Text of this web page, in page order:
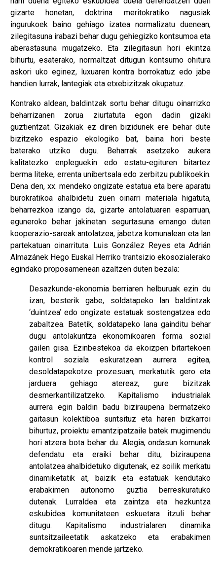
gizarte honetan, doktrina meritokratiko nagusiak
ingurukoek baino gehiago izatea normalizatu duenean,
zilegitasuna irabazi behar dugu gehiegizko kontsumoa eta
aberastasuna mugatzeko. Eta zilegitasun hori ekintza
bihurtu, esaterako, normaltzat ditugun kontsumo ohitura
askori uko eginez, luxuaren kontra borrokatuz edo jabe
handien lurrak, lantegiak eta etxebizitzak okupatuz.
Kontrako aldean, baldintzak sortu behar ditugu oinarrizko
beharrizanen zorua ziurtatuta egon dadin gizaki
guztientzat. Gizakiak ez diren bizidunek ere behar dute
bizitzeko espazio ekologiko bat, baina hori beste
baterako utziko dugu. Beharrak asetzeko aukera
kalitatezko enpleguekin edo estatu-egituren bitartez
berma liteke, errenta unibertsala edo zerbitzu publikoekin.
Dena den, xx. mendeko ongizate estatua eta bere aparatu
burokratikoa ahalbidetu zuen oinarri materiala higatuta,
beharrezkoa izango da, gizarte antolatuaren esparruan,
eguneroko behar jakinetan segurtasuna emango duten
kooperazio-sareak antolatzea, jabetza komunalean eta lan
partekatuan oinarrituta. Luis González Reyes eta Adrián
Almazánek Hego Euskal Herriko trantsizio ekosozialerako
egindako proposamenean azaltzen duten bezala:
Desazkunde-ekonomia berriaren helburuak ezin du
izan, besterik gabe, soldatapeko lan baldintzak
‘duintzea’ edo ongizate estatuak sostengatzea edo
zabaltzea. Batetik, soldatapeko lana gainditu behar
dugu antolakuntza ekonomikoaren forma sozial
gailen gisa. Ezinbestekoa da ekoizpen bitartekoen
kontrol soziala eskuratzean aurrera egitea,
desoldatapekotze prozesuan, merkatutik gero eta
jarduera gehiago atereaz, gure bizitzak
desmerkantilizatzeko. Kapitalismo industrialak
aurrera egin baldin badu biziraupena bermatzeko
gaitasun kolektiboa suntsituz eta haren bizkarroi
bihurtuz, proiektu emantzipatzaile batek mugimendu
hori atzera bota behar du. Alegia, ondasun komunak
defendatu eta eraiki behar ditu, biziraupena
antolatzea ahalbidetuko digutenak, ez soilik merkatu
dinamiketatik at, baizik eta estatuak kendutako
erabakimen autonomo guztia berreskuratuko
dutenak. Lurraldea eta zaintza eta hezkuntza
eskubidea komunitateen eskuetara itzuli behar
ditugu. Kapitalismo industrialaren dinamika
suntsitzaileetatik askatzeko eta erabakimen
demokratikoaren mende jartzeko.